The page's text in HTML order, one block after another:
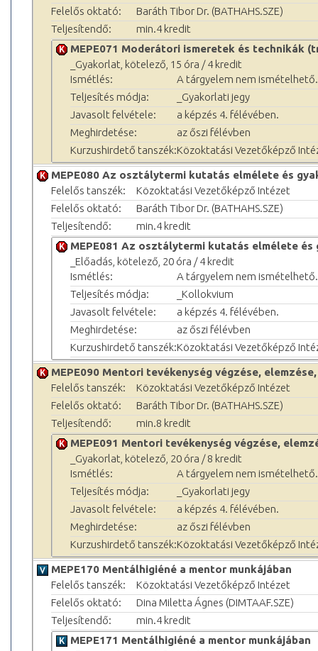
Felelős oktató:
Baráth Tibor Dr. (BATHAHS.SZE)
Teljesítendő:
min.4 kredit
MEPE071 Moderátori ismeretek és technikák
_Gyakorlat, kötelező, 15 óra / 4 kredit
Ismétlés:
A tárgyelem nem ismételhető.
Teljesítés módja:
_Gyakorlati jegy
Javasolt felvétele:
a képzés 4. félévében.
Meghirdetése:
az őszi félévben
Kurzushirdető tanszék:Közoktatási Vezetőképző
MEPE080 Az osztálytermi kutatás elmélete és
Felelős tanszék:
Közoktatási Vezetőképző Intézet
Felelős oktató:
Baráth Tibor Dr. (BATHAHS.SZE)
Teljesítendő:
min.4 kredit
MEPE081 Az osztálytermi kutatás elmélete és
_Előadás, kötelező, 20 óra / 4 kredit
Ismétlés:
A tárgyelem nem ismételhető.
Teljesítés módja:
_Kollokvium
Javasolt felvétele:
a képzés 4. félévében.
Meghirdetése:
az őszi félévben
Kurzushirdető tanszék:Közoktatási Vezetőképző
MEPE090 Mentori tevékenység végzése,
Felelős tanszék:
Közoktatási Vezetőképző Intézet
Felelős oktató:
Baráth Tibor Dr. (BATHAHS.SZE)
Teljesítendő:
min.8 kredit
MEPE091 Mentori tevékenység végzése,
_Gyakorlat, kötelező, 20 óra / 8 kredit
Ismétlés:
A tárgyelem nem ismételhető.
Teljesítés módja:
_Gyakorlati jegy
Javasolt felvétele:
a képzés 4. félévében.
Meghirdetése:
az őszi félévben
Kurzushirdető tanszék:Közoktatási Vezetőképző
MEPE170 Mentálhigiéné a mentor munkájában
Felelős tanszék:
Közoktatási Vezetőképző Intézet
Felelős oktató:
Dina Miletta Ágnes (DIMTAAF.SZE)
Teljesítendő:
min.4 kredit
MEPE171 Mentálhigiéné a mentor munkájában